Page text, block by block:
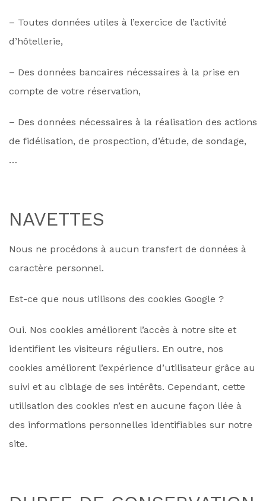
– Toutes données utiles à l’exercice de l’activité
d’hôtellerie,
– Des données bancaires nécessaires à la prise en
compte de votre réservation,
– Des données nécessaires à la réalisation des actions
de fidélisation, de prospection, d’étude, de sondage,
…
NAVETTES
Nous ne procédons à aucun transfert de données à
caractère personnel.
Est-ce que nous utilisons des cookies Google ?
Oui. Nos cookies améliorent l’accès à notre site et
identifient les visiteurs réguliers. En outre, nos
cookies améliorent l’expérience d’utilisateur grâce au
suivi et au ciblage de ses intérêts. Cependant, cette
utilisation des cookies n’est en aucune façon liée à
des informations personnelles identifiables sur notre
site.